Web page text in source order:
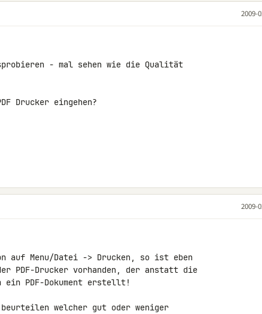
2009-
- mal sehen wie die Qualität
Drucker eingehen?
2009-
auf Menu/Datei -> Drucken, so ist eben
PDF-Drucker vorhanden, der anstatt die
ein PDF-Dokument erstellt!
welcher gut oder weniger